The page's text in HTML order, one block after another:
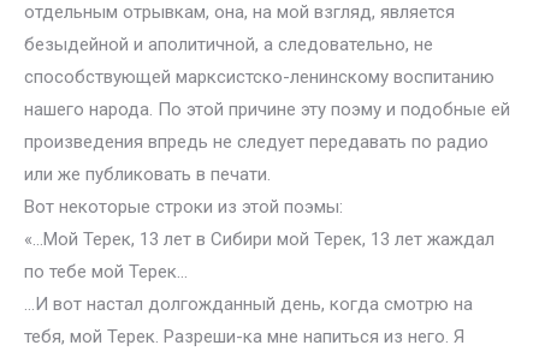
отдельным отрывкам, она, на мой взгляд, является
безыдейной и аполитичной, а следовательно, не
способствующей марксистско-ленинскому воспитанию
нашего народа. По этой причине эту поэму и подобные ей
произведения впредь не следует передавать по радио
или же публиковать в печати.
Вот некоторые строки из этой поэмы:
«…Мой Терек, 13 лет в Сибири мой Терек, 13 лет жаждал
по тебе мой Терек…
…И вот настал долгожданный день, когда смотрю на
тебя, мой Терек. Разреши-ка мне напиться из него. Я